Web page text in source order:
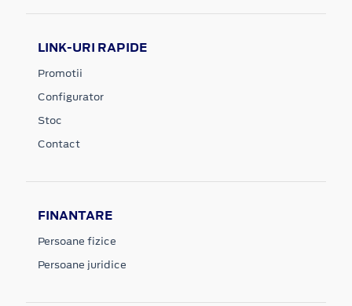
LINK-URI RAPIDE
Promotii
Configurator
Stoc
Contact
FINANTARE
Persoane fizice
Persoane juridice